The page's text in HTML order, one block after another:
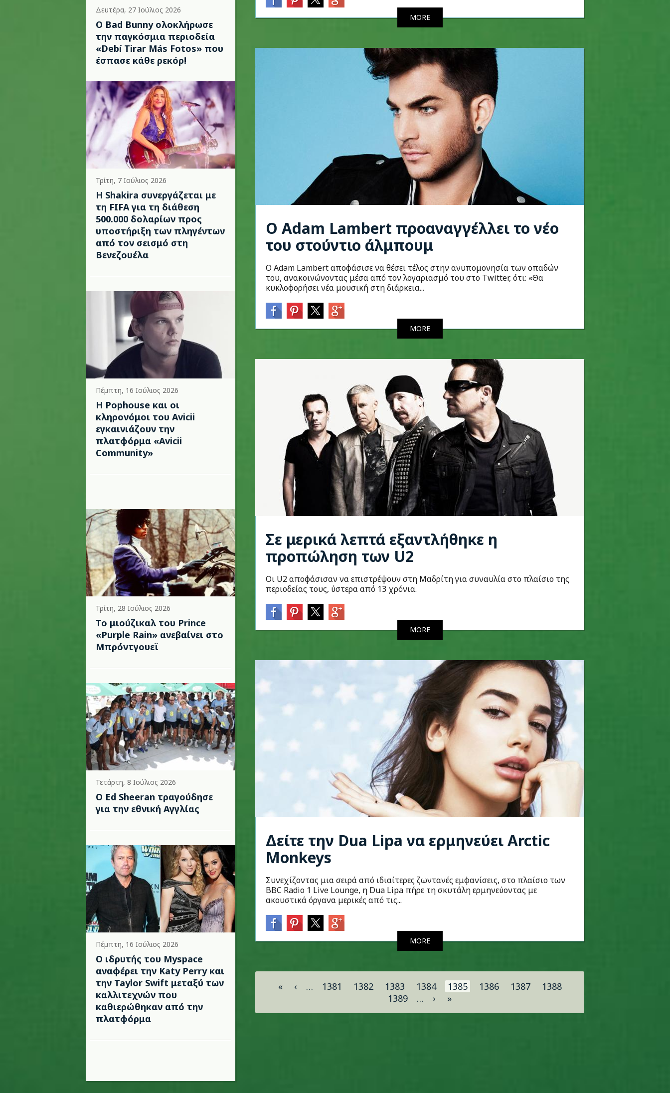
Δευτέρα, 27 Ιούλιος 2026
Ο Bad Bunny ολοκλήρωσε
την παγκόσμια περιοδεία
«Debí Tirar Más Fotos» που
έσπασε κάθε ρεκόρ!
Τρίτη, 7 Ιούλιος 2026
Η Shakira συνεργάζεται με
τη FIFA για τη διάθεση
500.000 δολαρίων προς
υποστήριξη των πληγέντων
από τον σεισμό στη
Βενεζουέλα
Πέμπτη, 16 Ιούλιος 2026
Η Pophouse και οι
κληρονόμοι του Avicii
εγκαινιάζουν την
πλατφόρμα «Avicii
Community»
Τρίτη, 28 Ιούλιος 2026
Το μιούζικαλ του Prince
«Purple Rain» ανεβαίνει στο
Μπρόντγουεϊ
Τετάρτη, 8 Ιούλιος 2026
Ο Ed Sheeran τραγούδησε
για την εθνική Αγγλίας
Πέμπτη, 16 Ιούλιος 2026
Ο ιδρυτής του Myspace
αναφέρει την Katy Perry και
την Taylor Swift μεταξύ των
καλλιτεχνών που
καθιερώθηκαν από την
πλατφόρμα
MORE
O Adam Lambert προαναγγέλλει το νέο
του στούντιο άλμπουμ
Ο Adam Lambert αποφάσισε να θέσει τέλος στην ανυπομονησία των οπαδών
του, ανακοινώνοντας μέσα από τον λογαριασμό του στο Twitter, ότι: «Θα
κυκλοφορήσει νέα μουσική στη διάρκεια...
MORE
Σε μερικά λεπτά εξαντλήθηκε η
προπώληση των U2
Οι U2 αποφάσισαν να επιστρέψουν στη Μαδρίτη για συναυλία στο πλαίσιο της
περιοδείας τους, ύστερα από 13 χρόνια.
MORE
Δείτε την Dua Lipa να ερμηνεύει Arctic
Monkeys
Συνεχίζοντας μια σειρά από ιδιαίτερες ζωντανές εμφανίσεις, στο πλαίσιο των
BBC Radio 1 Live Lounge, η Dua Lipa πήρε τη σκυτάλη ερμηνεύοντας με
ακουστικά όργανα μερικές από τις...
MORE
Σελίδες
« ‹ … 1381 1382 1383 1384 1385 1386 1387
1388
1389
… › »